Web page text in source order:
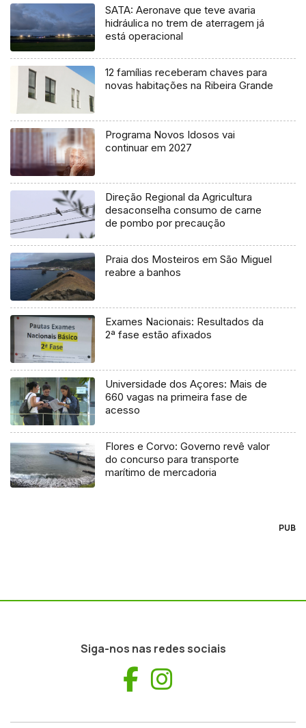
SATA: Aeronave que teve avaria
hidráulica no trem de aterragem já
está operacional
12 famílias receberam chaves para
novas habitações na Ribeira Grande
Programa Novos Idosos vai
continuar em 2027
Direção Regional da Agricultura
desaconselha consumo de carne
de pombo por precaução
Praia dos Mosteiros em São Miguel
reabre a banhos
Exames Nacionais: Resultados da
2ª fase estão afixados
Universidade dos Açores: Mais de
660 vagas na primeira fase de
acesso
Flores e Corvo: Governo revê valor
do concurso para transporte
marítimo de mercadoria
PUB
Siga-nos nas redes sociais
Facebook